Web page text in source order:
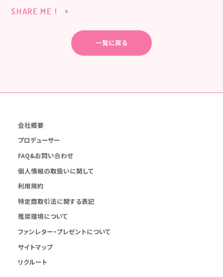
SHARE ME !
一覧に戻る
会社概要
プロデューサー
FAQ&お問い合わせ
個人情報の取扱いに関して
利用規約
特定商取引法に関する表記
推奨環境について
ファンレター・プレゼントについて
サイトマップ
リクルート